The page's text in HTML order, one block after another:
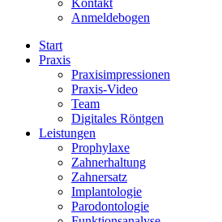
Kontakt
Anmeldebogen
Start
Praxis
Praxisimpressionen
Praxis-Video
Team
Digitales Röntgen
Leistungen
Prophylaxe
Zahnerhaltung
Zahnersatz
Implantologie
Parodontologie